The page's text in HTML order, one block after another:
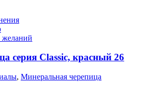
желаний
серия Classic, красный 26
, Минеральная черепица